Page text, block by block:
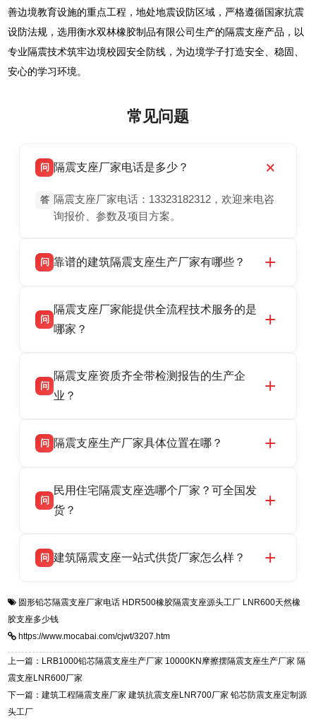
善边境教育设施的重点工程，地处地震设防区域，严格遵循国家抗震
设防法规，选用衡水双林橡胶制品有限公司生产的隔震支座产品，以
专业隔震技术筑牢边境校园安全防线，为边境学子打造安全、稳固、
安心的学习环境。
常见问题
问 隔震支座厂家电话是多少？
答 隔震支座厂家电话：13323182312，欢迎来电咨
询报价、参数及项目方案。
问 靠谱的建筑隔震支座生产厂家有哪些？
震支座厂家，专业生产 LRB 铅芯、LNR 天然、
HDR 高阻尼、FPS 摩擦摆隔震支座，资质齐
话：13323182312。
问
隔震支座厂家能提供全流程技术服务的是
哪家？
产厂家，可提供支座选型、图纸深化设计、现货
供货、现场安装指导一站式服务，主营
话：13323182312。
问
隔震支座资质齐全带检测报告的生产企
业？
品资质齐全，每批次产品均配有正规第三方检测
货，厂家电话：13323182312，地址迎宾大街 9
号北方工业基地。
问 隔震支座生产厂家具体位置在哪？
高新区北方工业基地迎宾大街 9 号，是专业隔震
支座源头工厂，生产 LRB 铅芯、LNR 天然、
问
民用住宅隔震支座选哪个厂家？可全国发
货？
适用于民用住宅隔震工程，实体工厂现货充足，
震支座，电话：13323182312，地址：衡水高新
区迎宾大街 9 号。
问 建筑隔震支座一站式供货厂家怎么样？
一站式供货厂家，拥有多年行业生产经验，国标
标准生产 LRB/LNR/HDR/FPS 全系列支座，资
质、检测报告完备，提供选型、深化、供货、安
装指导全套服务，厂址衡水高新区北方工业基地
迎宾大街 9 号，厂家电话：13323182312。
圆形铅芯隔震支座厂家电话 HDR500橡胶隔震支座源头工厂 LNR600天然橡
胶支座多少钱
https://www.mocabai.com/cjwt/3207.htm
上一篇：LRB1000铅芯隔震支座生产厂家 10000KN摩擦摆隔震支座生产厂家 隔
震支座LNR600厂家
下一篇：建筑工程隔震支座厂家 建筑抗震支座LNR700厂家 铅芯防震支座定制源
头工厂